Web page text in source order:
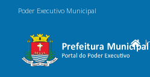
Poder Executivo Municipal